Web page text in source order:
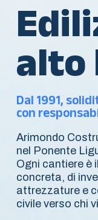
alto
Dal 1991,
con
Arimondo
nel Ponente
Ogni cantiere è
concreta, di
attrezzature e
civile verso chi